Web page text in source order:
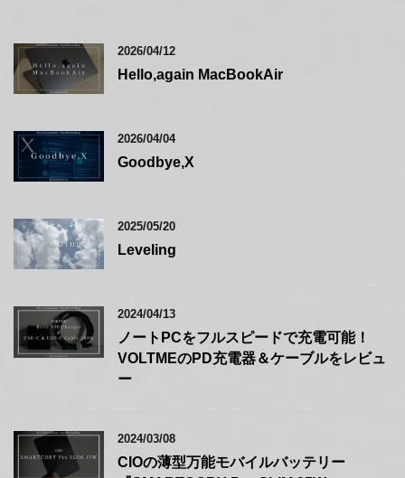
2026/04/12
Hello,again MacBookAir
2026/04/04
Goodbye,X
2025/05/20
Leveling
2024/04/13
ノートPCをフルスピードで充電可能！
VOLTMEのPD充電器＆ケーブルをレビュ
ー
2024/03/08
CIOの薄型万能モバイルバッテリー